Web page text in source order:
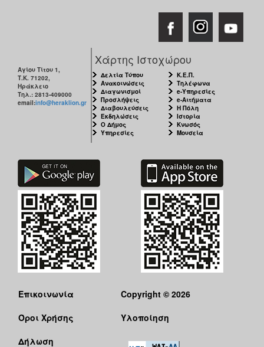
ΑΝΘΕΚΤΙΚΗ
ΠΟΛΗ
Αγίου Τίτου 1,
Τ.Κ. 71202,
Ηράκλειο
Τηλ.: 2813-409000
email:info@heraklion.gr
Χάρτης Ιστοχώρου
Δελτία Τύπου
Ανακοινώσεις
Διαγωνισμοί
Προσλήψεις
Διαβουλεύσεις
Εκδηλώσεις
Ο Δήμος
Υπηρεσίες
Κ.Ε.Π.
Τηλέφωνα
e-Υπηρεσίες
e-Αιτήματα
Η Πόλη
Ιστορία
Κνωσός
Μουσεία
Επικοινωνία
Όροι Χρήσης
Δήλωση
Copyright © 2026
Υλοποίηση